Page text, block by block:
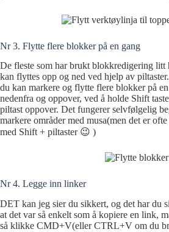
Nr 3. Flytte flere blokker på en gang
De fleste som har brukt blokkredigering litt
kan flyttes opp og ned ved hjelp av
du kan markere og flytte flere blokker på
nedenfra og oppover, ved å holde Shift
piltast oppover. Det fungerer selvfølgelig
markere områder med musa(men det er
med Shift + piltaster 😉 )
Nr 4. Legge inn linker
DET kan jeg sier du sikkert, og det har du
at det var så enkelt som å kopiere en link,
så klikke CMD+V(eller CTRL+V om du